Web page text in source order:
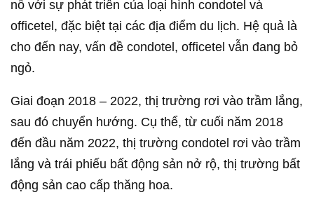
nổ với sự phát triển của loại hình condotel và
officetel, đặc biệt tại các địa điểm du lịch. Hệ quả là
cho đến nay, vấn đề condotel, officetel vẫn đang bỏ
ngỏ.
Giai đoạn 2018 – 2022, thị trường rơi vào trầm lắng,
sau đó chuyển hướng. Cụ thể, từ cuối năm 2018
đến đầu năm 2022, thị trường condotel rơi vào trầm
lắng và trái phiếu bất động sản nở rộ, thị trường bất
động sản cao cấp thăng hoa.